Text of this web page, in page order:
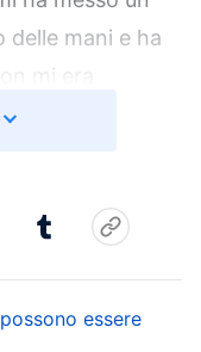
delle mani e ha
mi era
Mi
e urlavo di
spontanee
essere